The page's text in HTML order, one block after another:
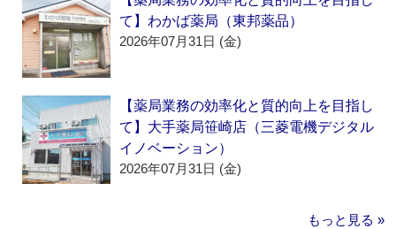
て】わかば薬局（東邦薬品）
2026年07月31日 (金)
【薬局業務の効率化と質的向上を目指し
て】大手薬局笹崎店（三菱電機デジタル
イノベーション）
2026年07月31日 (金)
もっと見る »